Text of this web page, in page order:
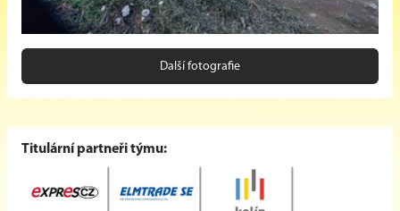
Další fotografie
Titulární partneři týmu: